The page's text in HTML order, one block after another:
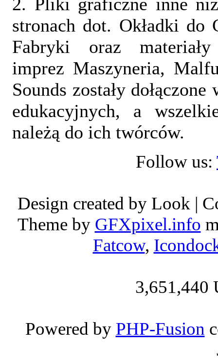
stronach dot. Okładki do
Fabryki oraz
imprez Maszyneria,
Sounds zostały
edukacyjnych, a
należą do ich twórców.
Follow us:
Design created by Look |
Theme by GFXpixel.info
Fatcow,
3,651,440
Powered by PHP-Fusion